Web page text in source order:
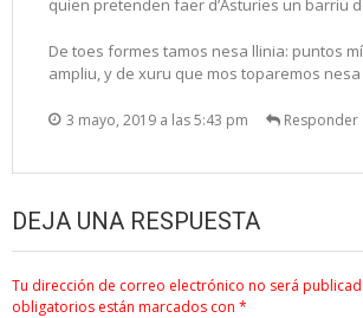
quien pretenden faer d’Asturies un barriu
De toes formes tamos nesa llinia: puntos
ampliu, y de xuru que mos toparemos
3 mayo, 2019 a las 5:43 pm Responder
DEJA UNA RESPUESTA
Tu dirección de correo electrónico no será
obligatorios están marcados con *